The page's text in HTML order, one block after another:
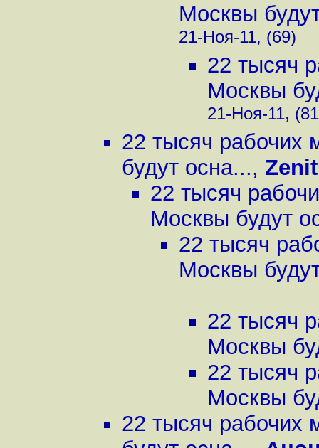
Москвы
21-Ноя-11, (69)
22 тысяч
Москвы
21-Ноя-11,
22 тысяч рабочих
будут осна...,
22 тысяч
Москвы будут
22 тысяч
Москвы
22 тысяч
Москвы
22 тысяч
Москвы
22 тысяч рабочих